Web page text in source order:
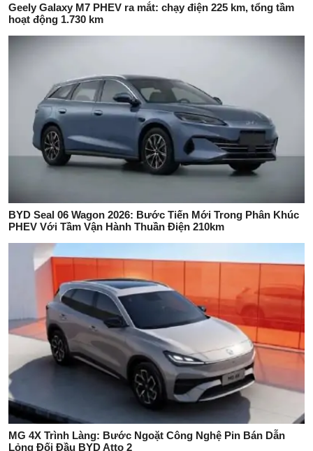
Geely Galaxy M7 PHEV ra mắt: chạy điện 225 km, tổng tầm
hoạt động 1.730 km
BYD Seal 06 Wagon 2026: Bước Tiến Mới Trong Phân Khúc
PHEV Với Tầm Vận Hành Thuần Điện 210km
MG 4X Trình Làng: Bước Ngoặt Công Nghệ Pin Bán Dẫn
Lỏng Đối Đầu BYD Atto 2